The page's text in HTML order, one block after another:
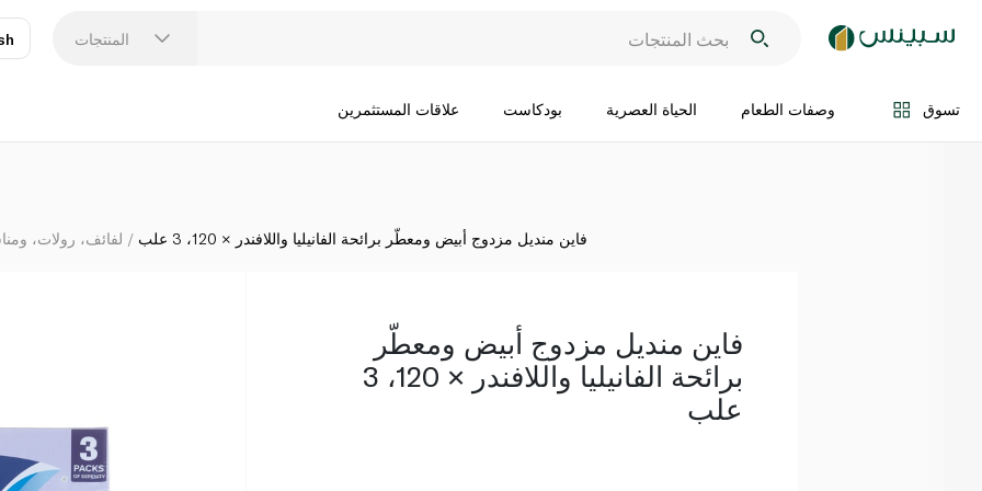
المنتجات
تسوق وصفات الطعام الحياة العصرية بودكاست علاقات المستثمرين
فاين منديل
اضف الى السلة
لفائف، رولات، فاين منديل مزدوج أبيض ومعطّر برائحة الفانيليا واللافندر × 120، 3 علب
فاين منديل مزدوج أبيض ومعطّر
برائحة الفانيليا واللافندر × 120، 3
علب